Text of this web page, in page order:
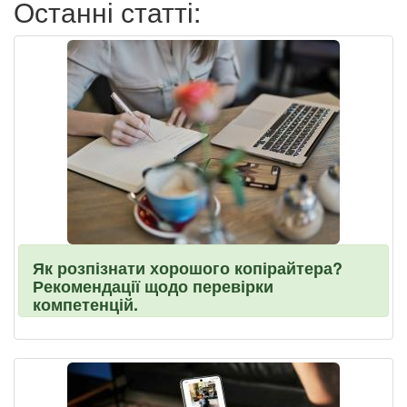
Останні статті:
Як розпізнати хорошого копірайтера?
Рекомендації щодо перевірки
компетенцій.